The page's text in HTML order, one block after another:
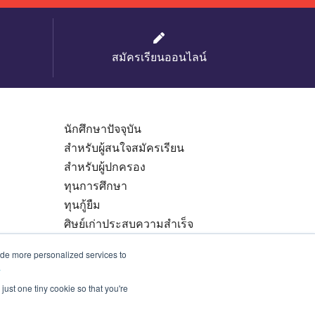
more personalized services to
one tiny cookie so that you're
สมัครเรียนออนไลน์
นักศึกษาปัจจุบัน
สำหรับผู้สนใจสมัครเรียน
สำหรับผู้ปกครอง
ทุนการศึกษา
ทุนกู้ยืม
ศิษย์เก่าประสบความสำเร็จ